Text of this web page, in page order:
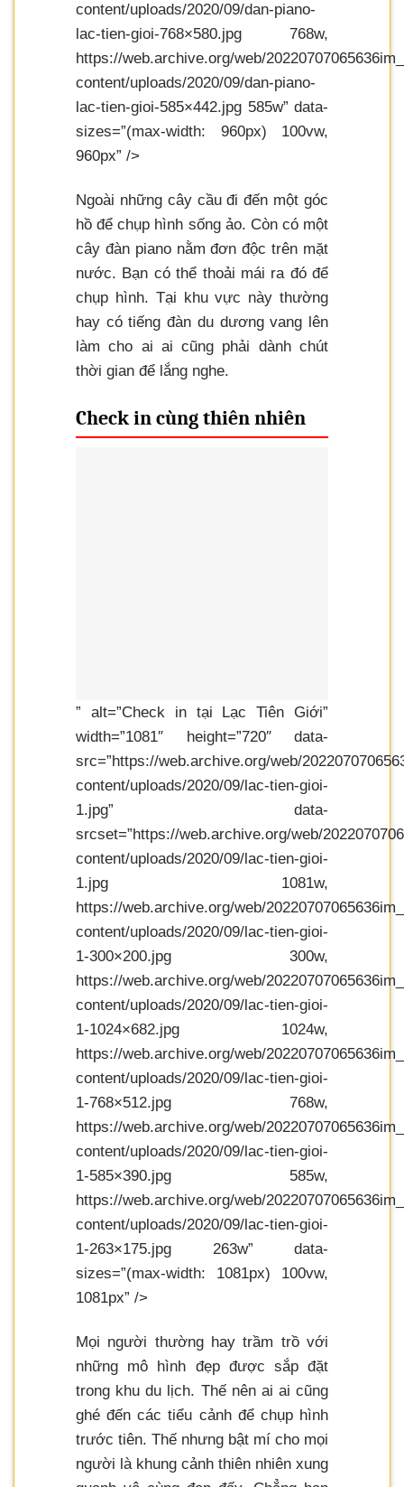
content/uploads/2020/09/dan-piano-
lac-tien-gioi-768×580.jpg 768w,
https://web.archive.org/web/
content/uploads/2020/09/dan-piano-
lac-tien-gioi-585×442.jpg 585w” data-
sizes=”(max-width: 960px) 100vw,
960px” />
Ngoài những cây cầu đi đến một góc
hồ để chụp hình sống ảo. Còn có một
cây đàn piano nằm đơn độc trên mặt
nước. Bạn có thể thoải mái ra đó để
chụp hình. Tại khu vực này thường
hay có tiếng đàn du dương vang lên
làm cho ai ai cũng phải dành chút
thời gian để lắng nghe.
Check in cùng thiên nhiên
” alt=”Check in tại Lạc Tiên Giới”
width=”1081″ height=”720″ data-
src=”https://web.archive.org/web/
content/uploads/2020/09/lac-tien-gioi-
1.jpg” data-
srcset=”https://web.archive.org/web/
content/uploads/2020/09/lac-tien-gioi-
1.jpg 1081w,
https://web.archive.org/web/
content/uploads/2020/09/lac-tien-gioi-
1-300×200.jpg 300w,
https://web.archive.org/web/
content/uploads/2020/09/lac-tien-gioi-
1-1024×682.jpg 1024w,
https://web.archive.org/web/
content/uploads/2020/09/lac-tien-gioi-
1-768×512.jpg 768w,
https://web.archive.org/web/
content/uploads/2020/09/lac-tien-gioi-
1-585×390.jpg 585w,
https://web.archive.org/web/
content/uploads/2020/09/lac-tien-gioi-
1-263×175.jpg 263w” data-
sizes=”(max-width: 1081px) 100vw,
1081px” />
Mọi người thường hay trầm trồ với
những mô hình đẹp được sắp đặt
trong khu du lịch. Thế nên ai ai cũng
ghé đến các tiểu cảnh để chụp hình
trước tiên. Thế nhưng bật mí cho mọi
người là khung cảnh thiên nhiên xung